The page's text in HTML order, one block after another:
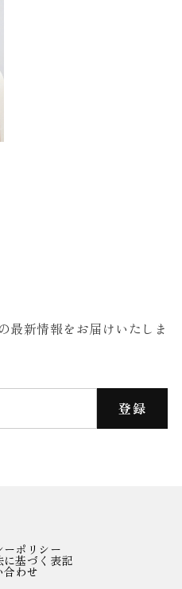
最新情報をお届けいたしま
登録
ーポリシー
基づく表記
合わせ